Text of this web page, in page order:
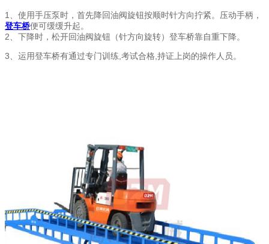
1、使用手压泵时，首先降回油阀旋钮按顺时针方向拧紧。压动手柄，
登车桥便可缓缓升起。
2、下降时，松开回油阀旋钮（针方向旋转）登车桥靠自重下降。
3、运用登车桥有通过专门训练,考试合格,持证上岗的操作人员。